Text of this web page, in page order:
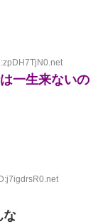
一生来ないの
な